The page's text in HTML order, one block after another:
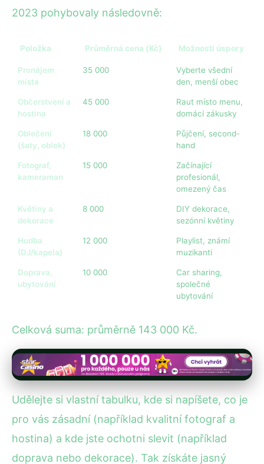
2023 pohybovaly následovně:
Položka Průměrná cena (Kč) Možnosti úspory
Pronájem
místa
35 000
Vyberte všední
den, menší obec
Občerstvení a
hostina
45 000
Raut místo menu,
domácí zákusky
Oblečení
(šaty, oblek)
18 000
Půjčení, second-
hand
Fotograf,
kameraman
15 000
Začínající
profesionál,
omezený čas
Květiny a
dekorace
8 000
DIY dekorace,
sezónní květiny
Hudba
(DJ/kapela)
12 000
Playlist, známí
muzikanti
Doprava,
ubytování
10 000
Car sharing,
společné
ubytování
Celková suma: průměrně 143 000 Kč.
Udělejte si vlastní tabulku, kde si napíšete, co je
pro vás zásadní (například kvalitní fotograf a
hostina) a kde jste ochotni slevit (například
doprava nebo dekorace). Tak získáte jasný